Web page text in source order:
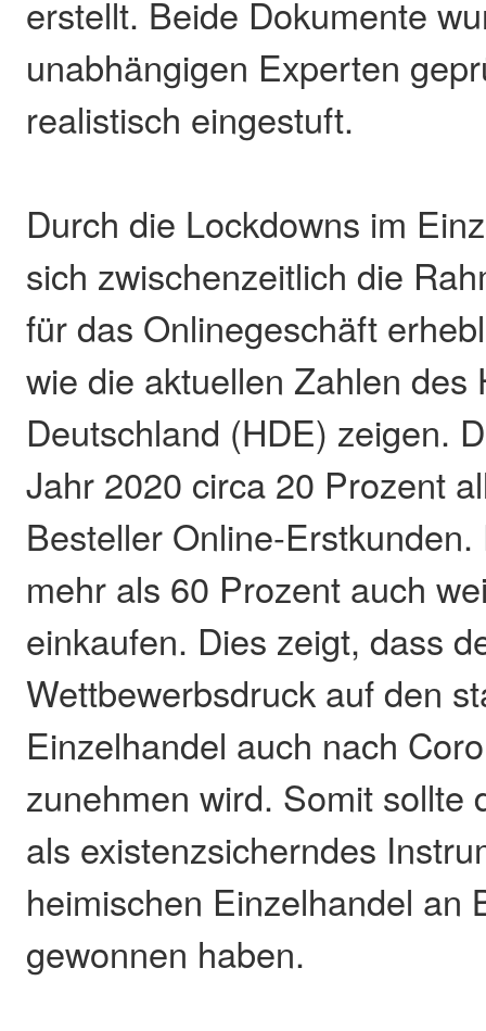
erstellt. Beide Dokumente
unabhängigen Experten
realistisch eingestuft.
Durch die Lockdowns im
sich zwischenzeitlich die
für das Onlinegeschäft
wie die aktuellen Zahlen des
Deutschland (HDE) zeigen.
Jahr 2020 circa 20 Prozent
Besteller Online-
mehr als 60 Prozent auch
einkaufen. Dies zeigt, dass
Wettbewerbsdruck auf den
Einzelhandel auch nach
zunehmen wird. Somit sollte
als existenzsicherndes
heimischen Einzelhandel an
gewonnen haben.